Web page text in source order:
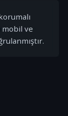
mobil ve